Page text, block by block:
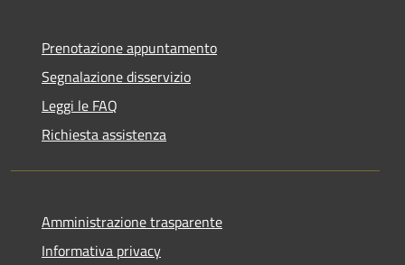
Prenotazione appuntamento
Segnalazione disservizio
Leggi le FAQ
Richiesta assistenza
Amministrazione trasparente
Informativa privacy